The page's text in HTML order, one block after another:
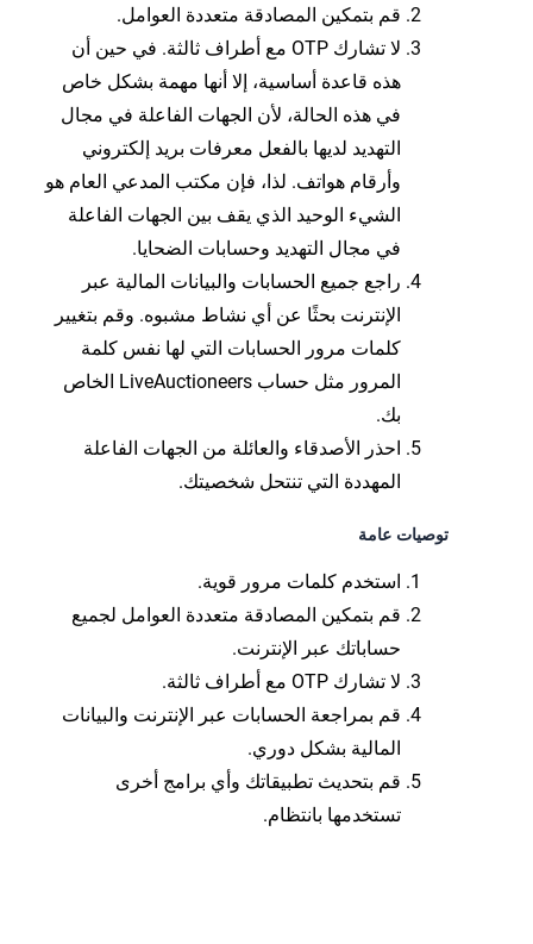
قم بتمكين المصادقة متعددة العوامل.
لا تشارك OTP مع أطراف ثالثة. في حين أن
هذه قاعدة أساسية، إلا أنها مهمة بشكل خاص
في هذه الحالة، لأن الجهات الفاعلة في مجال
التهديد لديها بالفعل معرفات بريد إلكتروني
وأرقام هواتف. لذا، فإن مكتب المدعي العام هو
الشيء الوحيد الذي يقف بين الجهات الفاعلة
في مجال التهديد وحسابات الضحايا.
راجع جميع الحسابات والبيانات المالية عبر
الإنترنت بحثًا عن أي نشاط مشبوه. وقم بتغيير
كلمات مرور الحسابات التي لها نفس كلمة
المرور مثل حساب LiveAuctioneers الخاص
بك.
احذر الأصدقاء والعائلة من الجهات الفاعلة
المهددة التي تنتحل شخصيتك.
توصيات عامة
استخدم كلمات مرور قوية.
قم بتمكين المصادقة متعددة العوامل لجميع
حساباتك عبر الإنترنت.
لا تشارك OTP مع أطراف ثالثة.
قم بمراجعة الحسابات عبر الإنترنت والبيانات
المالية بشكل دوري.
قم بتحديث تطبيقاتك وأي برامج أخرى
تستخدمها بانتظام.